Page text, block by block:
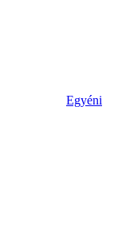
Egyéni